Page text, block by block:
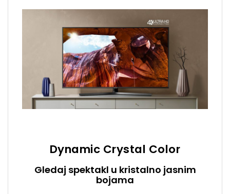
Dynamic Crystal Color
Gledaj spektakl u kristalno jasnim
bojama